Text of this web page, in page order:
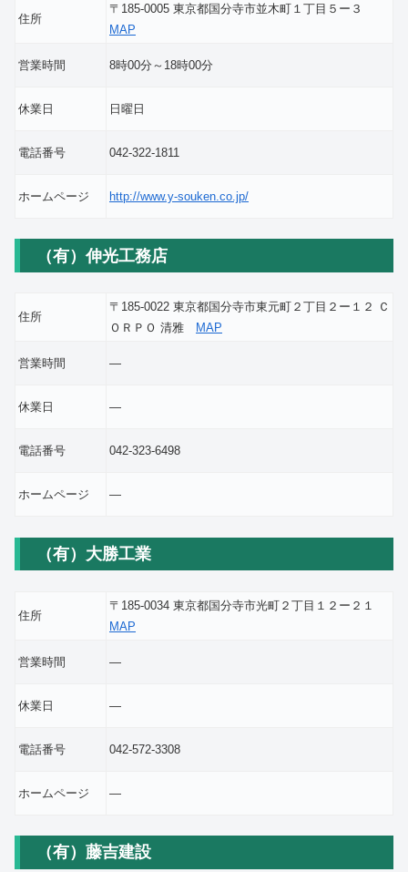
住所
〒185-0005 東京都国分寺市並木町１丁目５ー３
MAP
営業時間 8時00分～18時00分
休業日 日曜日
電話番号 042-322-1811
ホームページ http://www.y-souken.co.jp/
（有）伸光工務店
住所
〒185-0022 東京都国分寺市東元町２丁目２ー１２ Ｃ
ＯＲＰＯ 清雅
MAP
営業時間 ―
休業日 ―
電話番号 042-323-6498
ホームページ ―
（有）大勝工業
住所
〒185-0034 東京都国分寺市光町２丁目１２ー２１
MAP
営業時間 ―
休業日 ―
電話番号 042-572-3308
ホームページ ―
（有）藤吉建設